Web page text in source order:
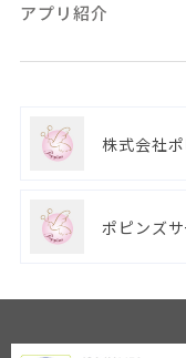
アプリ紹介
株式会社
ポピンズ